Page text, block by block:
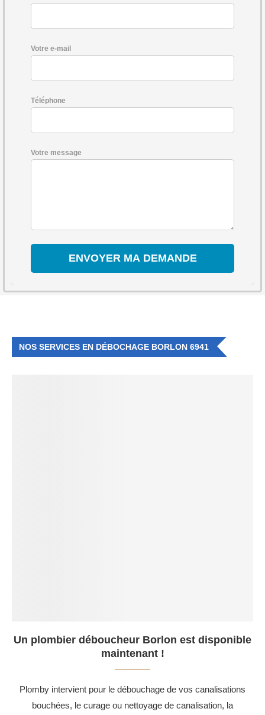
Votre e-mail
Téléphone
Votre message
NOS SERVICES EN DÉBOCHAGE BORLON 6941
Un plombier déboucheur Borlon est disponible
maintenant !
Plomby intervient pour le débouchage de vos canalisations
bouchées, le curage ou nettoyage de canalisation, la